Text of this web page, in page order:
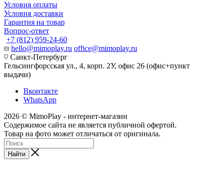
Условия оплаты
Условия доставки
Гарантия на товар
Вопрос-ответ
+7 (812) 959-24-60
hello@mimoplay.ru office@mimoplay.ru
Санкт-Петербург
Гельсингфорсская ул., 4, корп. 2У, офис 26 (офис+пункт
выдачи)
Вконтакте
WhatsApp
2026 © MimoPlay - интернет-магазин
Содержимое сайта не является публичной офертой.
Товар на фото может отличаться от оригинала.
Найти